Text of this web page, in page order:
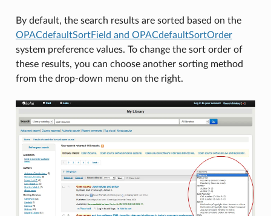
By default, the search results are sorted based on the
OPACdefaultSortField and OPACdefaultSortOrder
system preference values. To change the sort order of
these results, you can choose another sorting method
from the drop-down menu on the right.